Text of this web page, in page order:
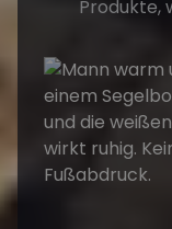
Produkte,